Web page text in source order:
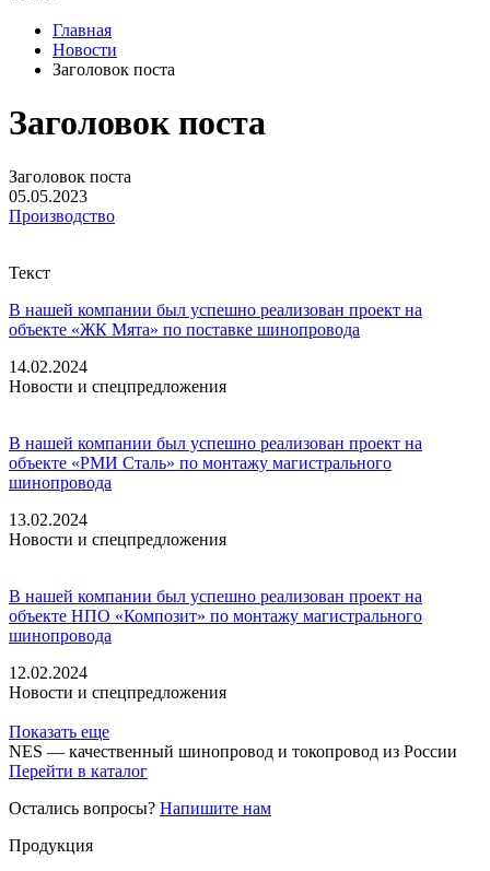
Главная
Новости
Заголовок поста
Заголовок поста
Заголовок поста
05.05.2023
Производство
Текст
В нашей компании был успешно реализован проект на
объекте «ЖК Мята» по поставке шинопровода
14.02.2024
Новости и спецпредложения
В нашей компании был успешно реализован проект на
объекте «РМИ Сталь» по монтажу магистрального
шинопровода
13.02.2024
Новости и спецпредложения
В нашей компании был успешно реализован проект на
объекте НПО «Композит» по монтажу магистрального
шинопровода
12.02.2024
Новости и спецпредложения
Показать еще
NES — качественный шинопровод и токопровод из России
Перейти в каталог
Остались вопросы? Напишите нам
Продукция